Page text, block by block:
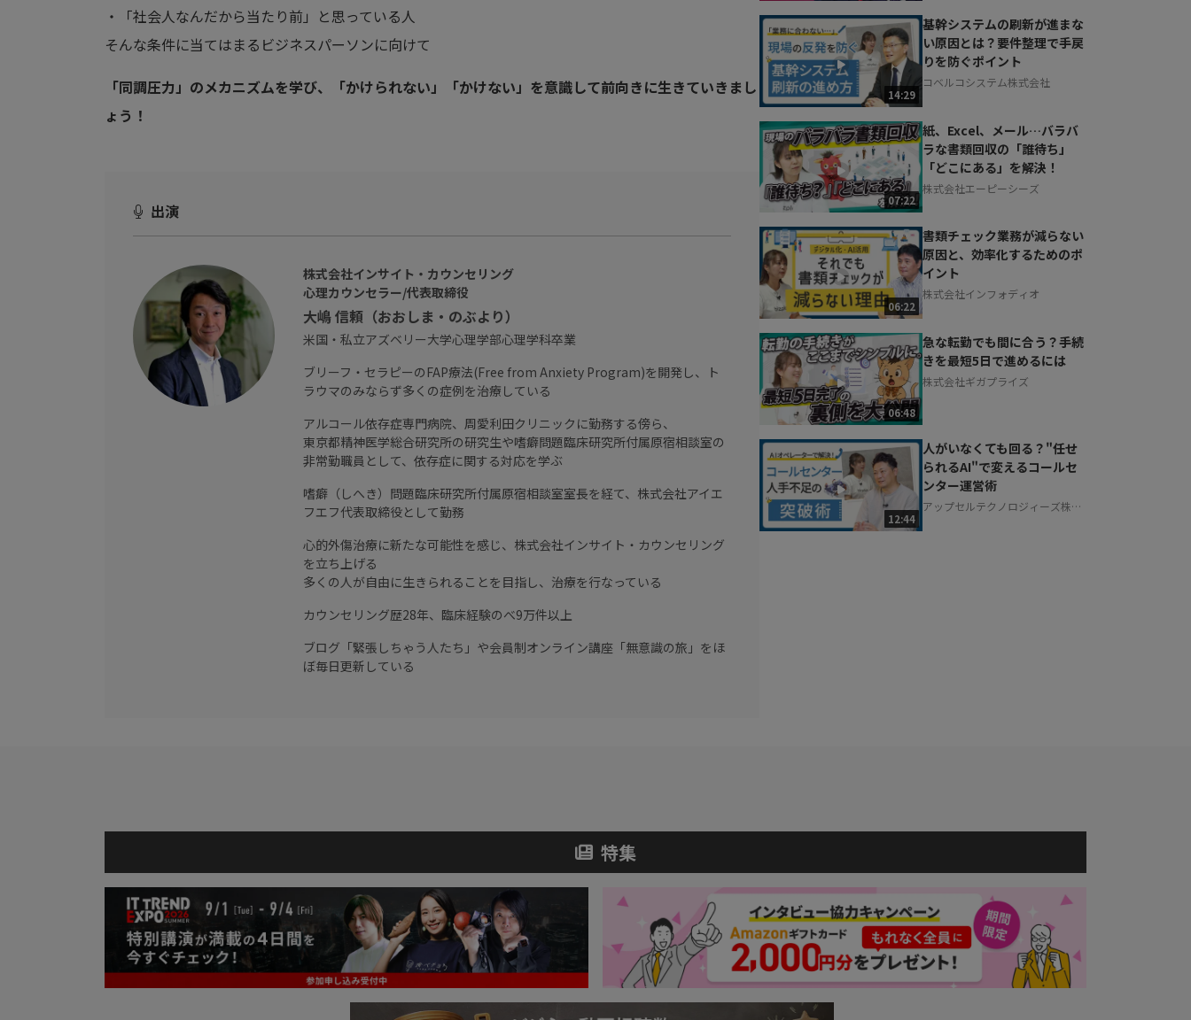
・「社会人なんだから当たり前」と思っている人
そんな条件に当てはまるビジネスパーソンに向けて
「同調圧力」のメカニズムを学び、「かけられない」「かけない」を意識して前向きに生きていきまし
ょう！
出演
株式会社インサイト・カウンセリング
心理カウンセラー/代表取締役
大嶋 信頼（おおしま・のぶより）
米国・私立アズベリー大学心理学部心理学科卒業
ブリーフ・セラピーのFAP療法(Free from Anxiety Program)を開発し、ト
ラウマのみならず多くの症例を治療している
アルコール依存症専門病院、周愛利田クリニックに勤務する傍ら、
東京都精神医学総合研究所の研究生や嗜癖問題臨床研究所付属原宿相談室の
非常勤職員として、依存症に関する対応を学ぶ
嗜癖（しへき）問題臨床研究所付属原宿相談室室長を経て、株式会社アイエ
フエフ代表取締役として勤務
心的外傷治療に新たな可能性を感じ、株式会社インサイト・カウンセリング
を立ち上げる
多くの人が自由に生きられることを目指し、治療を行なっている
カウンセリング歴28年、臨床経験のべ9万件以上
ブログ「緊張しちゃう人たち」や会員制オンライン講座「無意識の旅」をほ
ぼ毎日更新している
14:29
基幹システムの刷新が進まな
い原因とは？要件整理で手戻
りを防ぐポイント
コベルコシステム株式会社
07:22
紙、Excel、メール…バラバ
ラな書類回収の「誰待ち」
「どこにある」を解決！
株式会社エーピーシーズ
06:22
書類チェック業務が減らない
原因と、効率化するためのポ
イント
株式会社インフォディオ
06:48
急な転勤でも間に合う？手続
きを最短5日で進めるには
株式会社ギガプライズ
12:44
人がいなくても回る？"任せ
られるAI"で変えるコールセ
ンター運営術
アップセルテクノロジィーズ株式
特集